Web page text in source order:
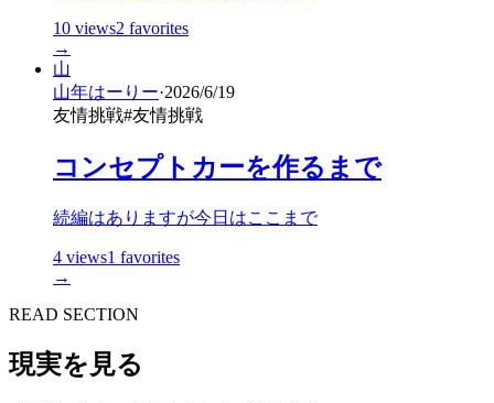
10 views2 favorites
→
山
山年はーりー·2026/6/19
友情挑戦#友情挑戦
コンセプトカーを作るまで
続編はありますが今日はここまで
4 views1 favorites
→
READ SECTION
現実を見る